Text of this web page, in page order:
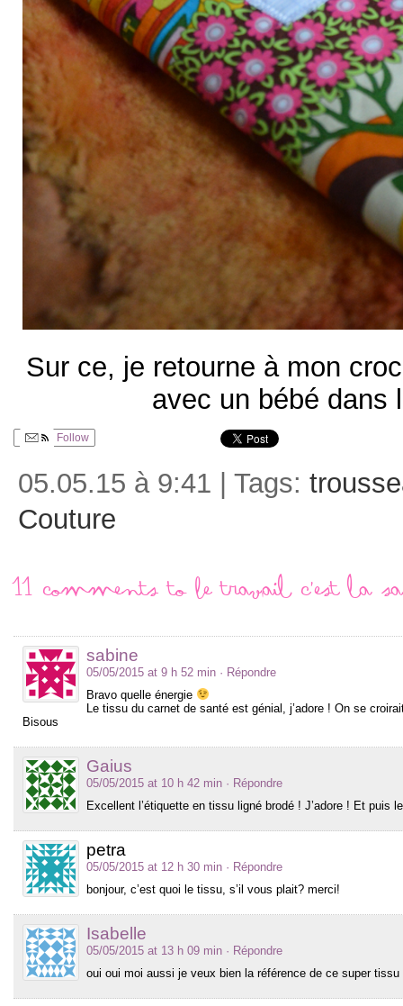
Sur ce, je retourne à mon
avec un bébé
Follow
05.05.15 à 9:41 | Tags:
Couture
11 comments to Le travail c’est la
sabine
05/05/2015 at 9 h 52 min · Répondre
Bravo quelle énergie
Le tissu du carnet de santé est génial, j’adore ! On se
Bisous
Gaius
05/05/2015 at 10 h 42 min · Répondre
Excellent l’étiquette en tissu ligné brodé ! J’adore ! Et puis
petra
05/05/2015 at 12 h 30 min · Répondre
bonjour, c’est quoi le tissu, s’il vous plait? merci!
Isabelle
05/05/2015 at 13 h 09 min · Répondre
oui oui moi aussi je veux bien la référence de ce super